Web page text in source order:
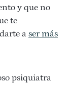
y que no
te
a ser más
psiquiatra